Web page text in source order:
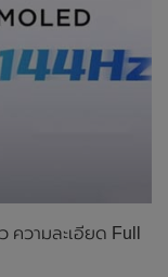
วามละเอียด Full